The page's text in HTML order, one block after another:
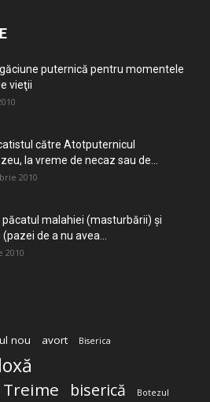
puternică pentru momentele
vieţii
către Atotputernicul
la vreme de necaz sau de...
2010
păcatul malahiei (masturbării) şi
de a nu avea...
2010
nou avort Biserica
biserică Botezul